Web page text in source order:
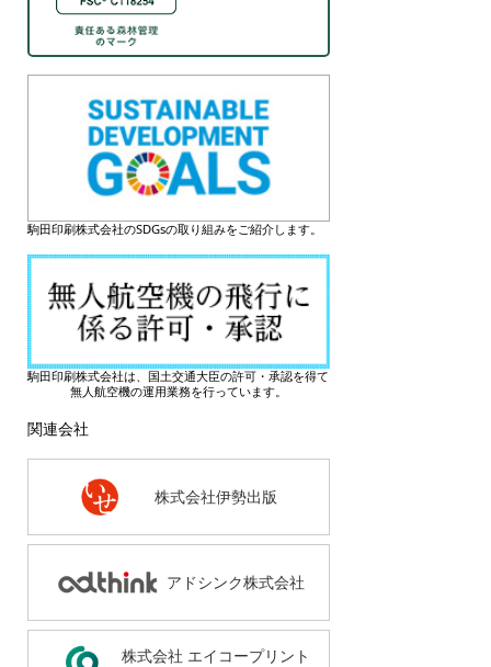
駒田印刷株式会社のSDGsの取り組みをご紹介します。
駒田印刷株式会社は、国土交通大臣の許可・承認を得て
無人航空機の運用業務を行っています。
関連会社
株式会社伊勢出版
アドシンク株式会社
株式会社 エイコープリント